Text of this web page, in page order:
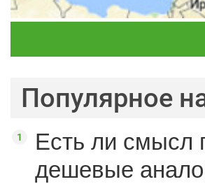
Популярное
Есть ли смысл
дешевые